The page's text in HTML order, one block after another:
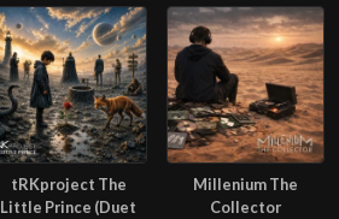
tRKproject The
Little Prince (Duet
Millenium The
Collector